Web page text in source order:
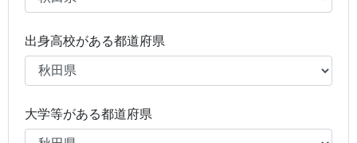
出身高校がある都道府県
大学等がある都道府県